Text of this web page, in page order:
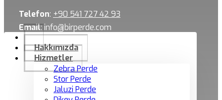
Telefon: +90 541 727 42 93
Email:info@birperde.com
Hakkımızda
Hizmetler
Zebra Perde
Stor Perde
Jaluzi Perde